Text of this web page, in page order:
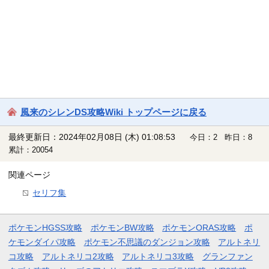
風来のシレンDS攻略Wiki トップページに戻る
最終更新日：2024年02月08日 (木) 01:08:53
今日：2 昨日：8
累計：20054
関連ページ
セリフ集
ポケモンHGSS攻略 ポケモンBW攻略 ポケモンORAS攻略
ポ
ケモンダイパ攻略
ポケモン不思議のダンジョン攻略
アルトネリ
コ攻略
アルトネリコ2攻略 アルトネリコ3攻略
グランファン